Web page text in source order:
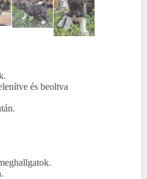
és beoltva